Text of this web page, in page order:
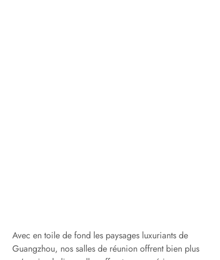
Avec en toile de fond les paysages luxuriants de
Guangzhou, nos salles de réunion offrent bien plus